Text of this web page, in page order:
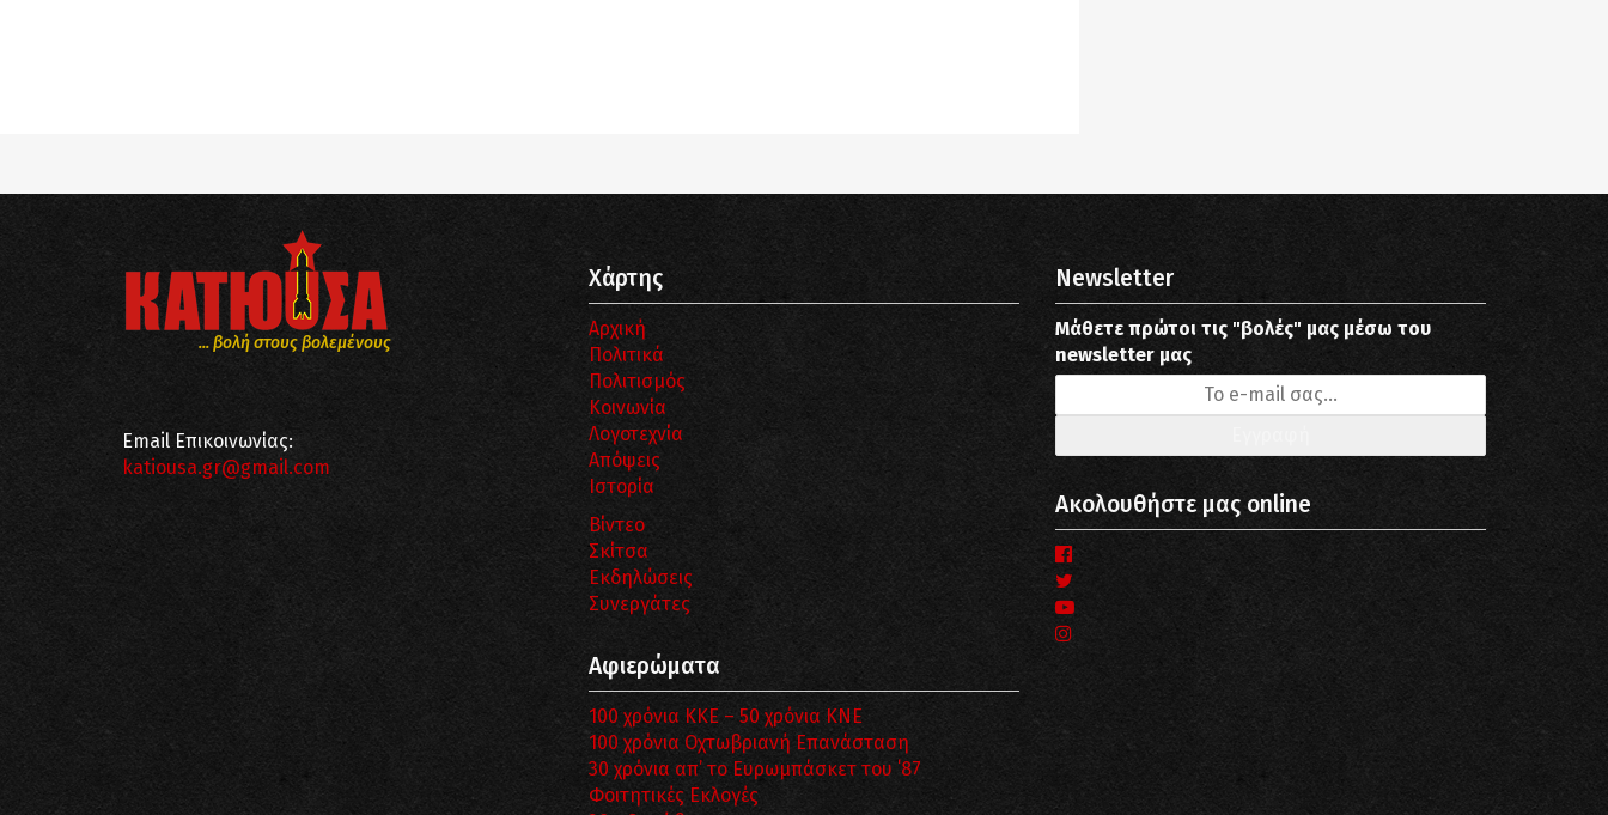
... βολή στους βολεμένους
Email Επικοινωνίας:
katiousa.gr@gmail.com
Χάρτης
Αρχική
Πολιτικά
Πολιτισμός
Κοινωνία
Λογοτεχνία
Απόψεις
Ιστορία
Βίντεο
Σκίτσα
Εκδηλώσεις
Συνεργάτες
Αφιερώματα
100 χρόνια ΚΚΕ – 50 χρόνια ΚΝΕ
100 χρόνια Οχτωβριανή Επανάσταση
30 χρόνια απ’ το Ευρωμπάσκετ του ΄87
Φοιτητικές Εκλογές
Newsletter
Μάθετε πρώτοι τις "βολές" μας μέσω του
newsletter μας
Ακολουθήστε μας online